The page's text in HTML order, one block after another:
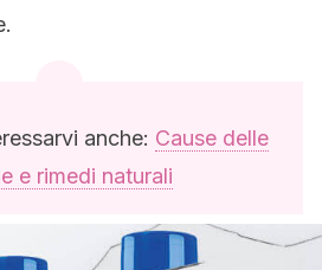
anche: Cause delle
e rimedi naturali